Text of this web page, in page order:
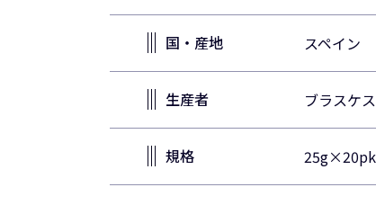
国・産地 スペイン
生産者 ブラスケ
規格 25g×20pk